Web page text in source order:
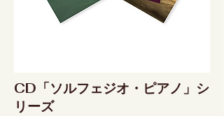
CD「ソルフェジオ・ピアノ」シ
リーズ